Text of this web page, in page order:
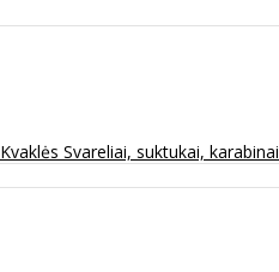
Kvaklės Svareliai, suktukai, karabinai